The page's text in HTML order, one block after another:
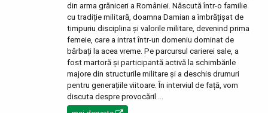
din arma grăniceri a României. Născută într-o familie
cu tradiție militară, doamna Damian a îmbrățișat de
timpuriu disciplina și valorile militare, devenind prima
femeie, care a intrat într-un domeniu dominat de
bărbați la acea vreme. Pe parcursul carierei sale, a
fost martoră și participantă activă la schimbările
majore din structurile militare și a deschis drumuri
pentru generațiile viitoare. În interviul de față, vom
discuta despre provocăril ...